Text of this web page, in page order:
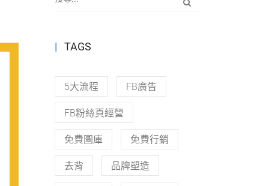
TAGS
5大流程 FB廣告
FB粉絲頁經營
免費圖庫 免費行銷
去背 品牌塑造